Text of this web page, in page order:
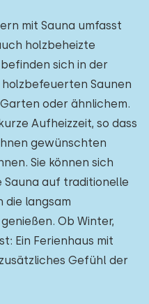
mit Sauna umfasst
holzbeheizte
sich in der
holzbefeuerten Saunen
oder ähnlichem.
Aufheizzeit, so dass
gewünschten
Sie können sich
auf traditionelle
die langsam
Ob Winter,
Ein Ferienhaus mit
Gefühl der